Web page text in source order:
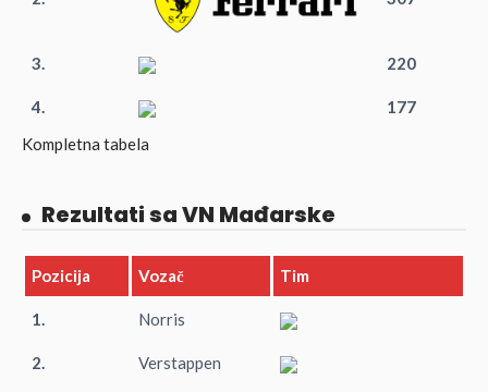
3. 220
4.
177
Kompletna tabela
Rezultati sa VN Mađarske
Pozicija Vozač Tim
1. Norris
2. Verstappen